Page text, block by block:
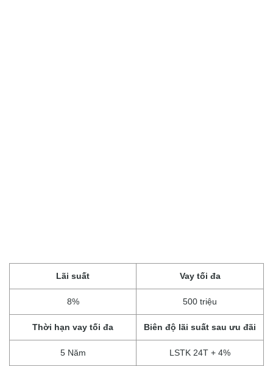
Lãi suất
8%
Vay tối đa
500 triệu
Thời hạn vay tối đa
5 Năm
Biên độ lãi suất sau ưu đãi
LSTK 24T + 4%